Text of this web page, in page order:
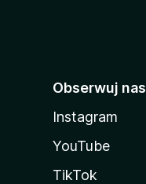
Obserwuj nas
Instagram
YouTube
TikTok